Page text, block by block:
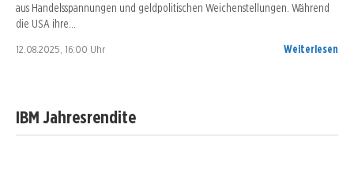
aus Handelsspannungen und geldpolitischen Weichenstellungen. Während
die USA ihre…
12.08.2025, 16:00 Uhr Weiterlesen
IBM Jahresrendite